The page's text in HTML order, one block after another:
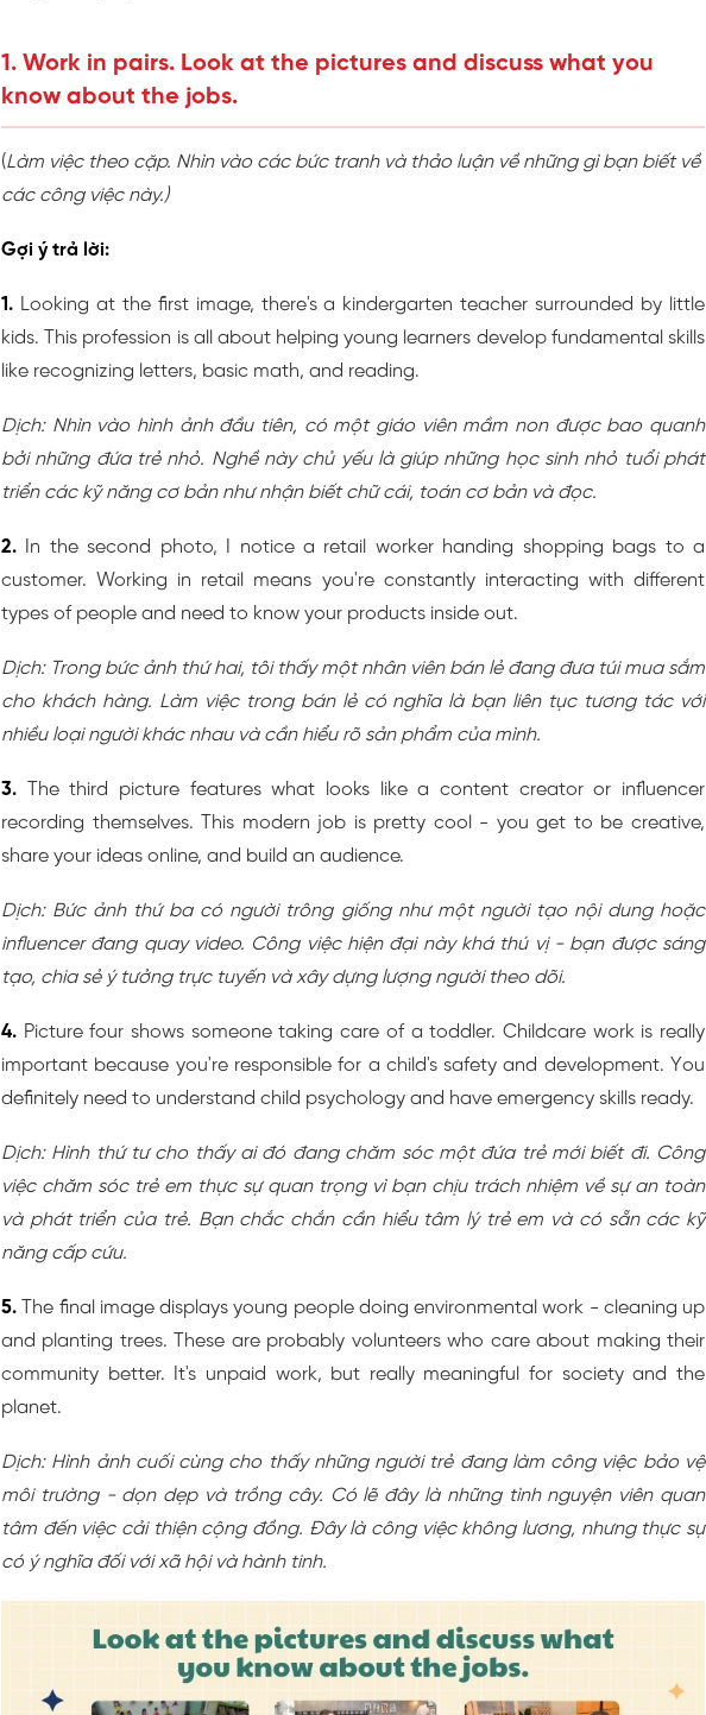
1. Work in pairs. Look at the pictures and discuss what you
know about the jobs.
(Làm việc theo cặp. Nhìn vào các bức tranh và thảo luận về những gì bạn biết về
các công việc này.)
Gợi ý trả lời:
1. Looking at the first image, there's a kindergarten teacher surrounded by little
kids. This profession is all about helping young learners develop fundamental skills
like recognizing letters, basic math, and reading.
Dịch: Nhìn vào hình ảnh đầu tiên, có một giáo viên mầm non được bao quanh
bởi những đứa trẻ nhỏ. Nghề này chủ yếu là giúp những học sinh nhỏ tuổi phát
triển các kỹ năng cơ bản như nhận biết chữ cái, toán cơ bản và đọc.
2. In the second photo, I notice a retail worker handing shopping bags to a
customer. Working in retail means you're constantly interacting with different
types of people and need to know your products inside out.
Dịch: Trong bức ảnh thứ hai, tôi thấy một nhân viên bán lẻ đang đưa túi mua sắm
cho khách hàng. Làm việc trong bán lẻ có nghĩa là bạn liên tục tương tác với
nhiều loại người khác nhau và cần hiểu rõ sản phẩm của mình.
3. The third picture features what looks like a content creator or influencer
recording themselves. This modern job is pretty cool - you get to be creative,
share your ideas online, and build an audience.
Dịch: Bức ảnh thứ ba có người trông giống như một người tạo nội dung hoặc
influencer đang quay video. Công việc hiện đại này khá thú vị - bạn được sáng
tạo, chia sẻ ý tưởng trực tuyến và xây dựng lượng người theo dõi.
4. Picture four shows someone taking care of a toddler. Childcare work is really
important because you're responsible for a child's safety and development. You
definitely need to understand child psychology and have emergency skills ready.
Dịch: Hình thứ tư cho thấy ai đó đang chăm sóc một đứa trẻ mới biết đi. Công
việc chăm sóc trẻ em thực sự quan trọng vì bạn chịu trách nhiệm về sự an toàn
và phát triển của trẻ. Bạn chắc chắn cần hiểu tâm lý trẻ em và có sẵn các kỹ
năng cấp cứu.
5.
The final image displays young people doing environmental work - cleaning up
and planting trees. These are probably volunteers who care about making their
community better. It's unpaid work, but really meaningful for society and the
planet.
Dịch: Hình ảnh cuối cùng cho thấy những người trẻ đang làm công việc bảo vệ
môi trường - dọn dẹp và trồng cây. Có lẽ đây là những tình nguyện viên quan
tâm đến việc cải thiện cộng đồng. Đây là công việc không lương, nhưng thực sự
có ý nghĩa đối với xã hội và hành tinh.